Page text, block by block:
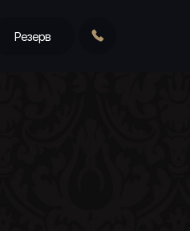
Резерв